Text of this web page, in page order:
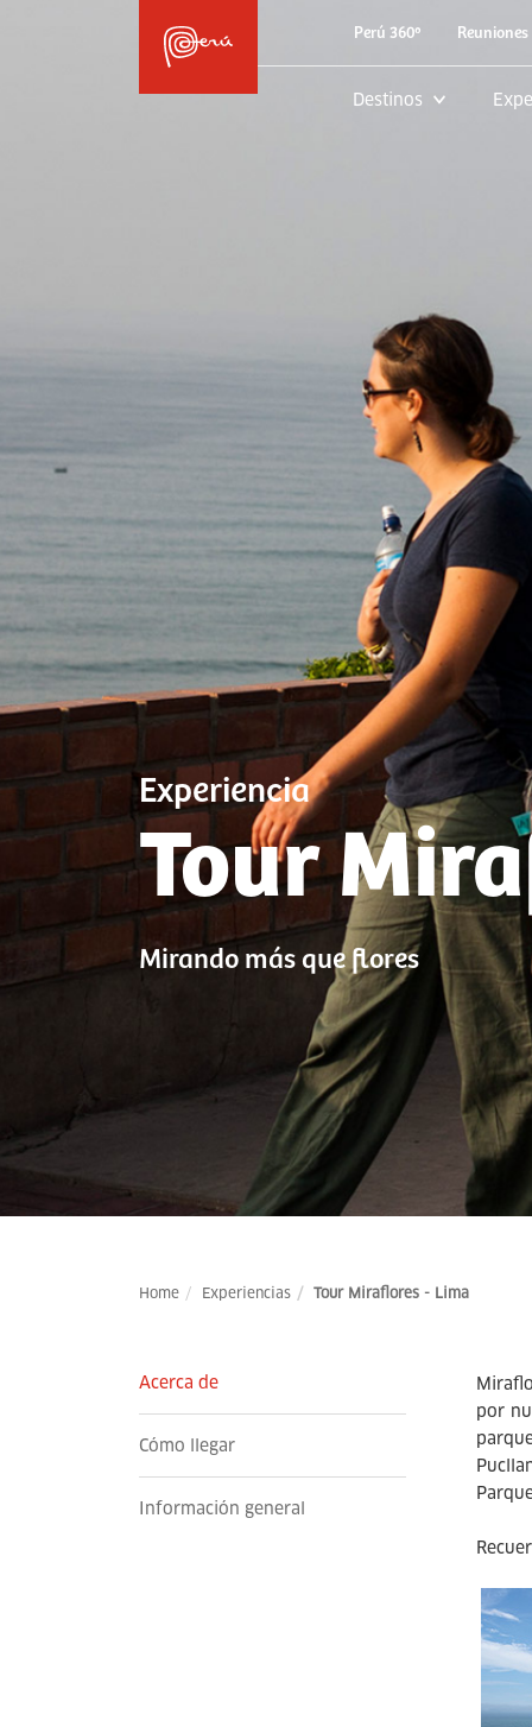
Perú 360º
Destinos
Experiencia
Tour
Mirando más que flores
Home Experiencias Tour Miraflores - Lima
Acerca de
Cómo llegar
Información general
por